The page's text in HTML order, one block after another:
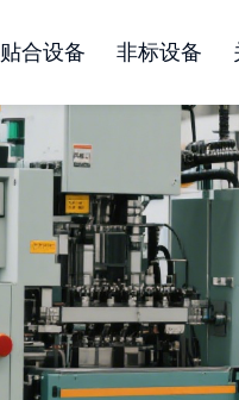
贴合设备 非标设备